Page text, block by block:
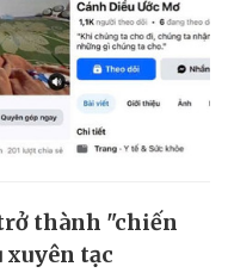
thành "chiến
tạc